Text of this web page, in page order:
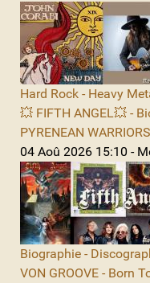
Hard Rock - Heavy
💥 FIFTH ANGEL💥 -
PYRENEAN
04 Aoû 2026 15:10 -
Biographie -
VON GROOVE - Born